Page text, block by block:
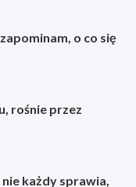
o co się
rośnie przez
nie każdy sprawia,